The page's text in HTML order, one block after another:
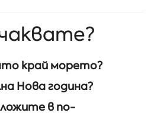
край морето?
Нова година?
в по-